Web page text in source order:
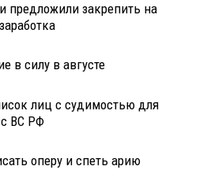
предложили закрепить на
в силу в августе
лиц с судимостью для
с ВС РФ
оперу и спеть арию